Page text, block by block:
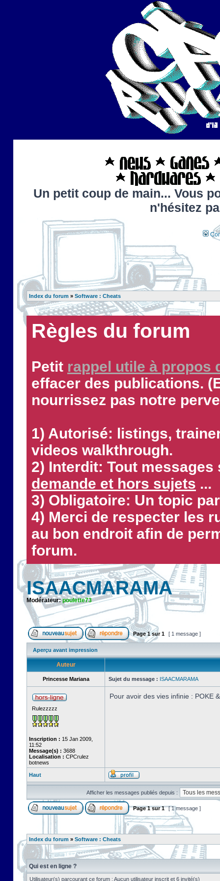
Un petit coup de main... Vous
n'hésitez
Index du forum » Software : Cheats
Règles du forum
Petit rappel utile à propos
effacer des publications.
nourrissez pas notre
1) Autorisé: listings,
videos walkthrough.
2) Interdit: Tout
demande et hors sujets ...
3) Obligatoire: Un topic
4) Merci de respecter les
au bon endroit afin de
forum.
ISAACMARAMA
Modérateur:poulette73
Page1sur1 [ 1 message ]
Aperçu avant impression
Auteur
Princesse Mariana Sujet du message : ISAACMARAMA
Rulezzzzz
Inscription : 15 Jan 2009,
11:52
Message(s) : 3688
Localisation : CPCrulez
botnews
Pour avoir des vies infinie : POKE
Haut
Afficher les messages publiés depuis :
Page1sur1 [ 1 message ]
Index du forum » Software : Cheats
Qui est en ligne ?
Utilisateur(s) parcourant ce forum : Aucun utilisateur inscrit et 6 invité(s)